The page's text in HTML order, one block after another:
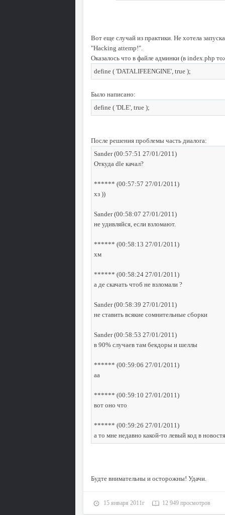
Вот еще случай из практики. Не хотела
"Hacking attemp!".
Оказалось что в файле админки (в index.php
define ( 'DATALIFEENGINE', true );
Было написано:
define ( 'DLE', true );
После решения проблемы часть диалога:
Sander (00:57:51 27/01/2011)
Откуда dle качал?
****** (00:57:57 27/01/2011)
хз ))
Sander (00:58:07 27/01/2011)
не удивляйся, если взломают.
****** (00:58:13 27/01/2011)
хм
****** (00:58:24 27/01/2011)
а де скачать чтоб не взломали ?
Sander (00:58:39 27/01/2011)
не ставить всякие сомнительные сборки
Sander (00:58:53 27/01/2011)
в 90% случаев там бекдоры и шеллы
****** (00:59:06 27/01/2011)
аа
****** (00:59:10 27/01/2011)
вот оно что
****** (00:59:26 27/01/2011)
а то мне недавно какой-то левый код в
Будте внимательны и осторожны! Удачи.
15 января 2011г 12 949 просмотров